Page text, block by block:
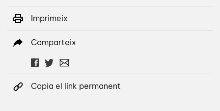
Imprimeix
Comparteix
Copia el link permanent